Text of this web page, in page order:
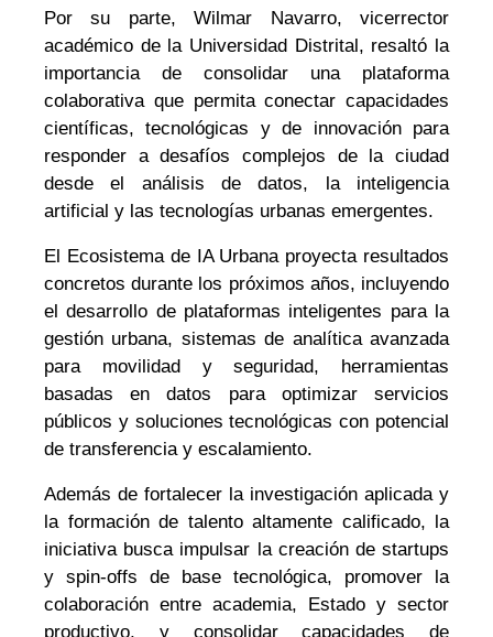
Por su parte, Wilmar Navarro, vicerrector
académico de la Universidad Distrital, resaltó la
importancia de consolidar una plataforma
colaborativa que permita conectar capacidades
científicas, tecnológicas y de innovación para
responder a desafíos complejos de la ciudad
desde el análisis de datos, la inteligencia
artificial y las tecnologías urbanas emergentes.
El Ecosistema de IA Urbana proyecta resultados
concretos durante los próximos años, incluyendo
el desarrollo de plataformas inteligentes para la
gestión urbana, sistemas de analítica avanzada
para movilidad y seguridad, herramientas
basadas en datos para optimizar servicios
públicos y soluciones tecnológicas con potencial
de transferencia y escalamiento.
Además de fortalecer la investigación aplicada y
la formación de talento altamente calificado, la
iniciativa busca impulsar la creación de startups
y spin-offs de base tecnológica, promover la
colaboración entre academia, Estado y sector
productivo, y consolidar capacidades de